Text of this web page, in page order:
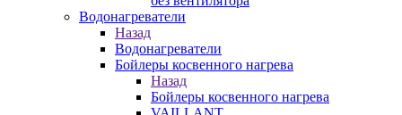
Водонагреватели
Назад
Водонагреватели
Бойлеры косвенного нагрева
Назад
Бойлеры косвенного нагрева